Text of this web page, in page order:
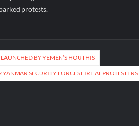
protests.
BY YEMEN’S HOUTHIS
SECURITY FORCES FIRE AT PROTESTERS